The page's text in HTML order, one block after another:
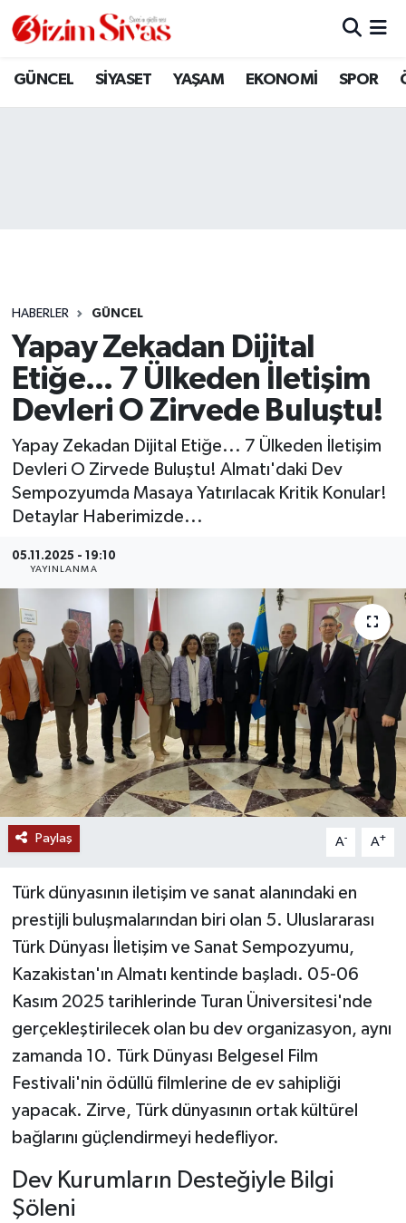
GÜNCEL SİYASET YAŞAM EKONOMİ SPOR
HABERLER GÜNCEL
Yapay Zekadan Dijital
Etiğe... 7 Ülkeden İletişim
Devleri O Zirvede Buluştu!
Yapay Zekadan Dijital Etiğe... 7 Ülkeden İletişim
Devleri O Zirvede Buluştu! Almatı'daki Dev
Sempozyumda Masaya Yatırılacak Kritik Konular!
Detaylar Haberimizde...
05.11.2025 - 19:10
YAYINLANMA
Paylaş A- A+
Türk dünyasının iletişim ve sanat alanındaki en
prestijli buluşmalarından biri olan 5. Uluslararası
Türk Dünyası İletişim ve Sanat Sempozyumu,
Kazakistan'ın Almatı kentinde başladı. 05-06
Kasım 2025 tarihlerinde Turan Üniversitesi'nde
gerçekleştirilecek olan bu dev organizasyon, aynı
zamanda 10. Türk Dünyası Belgesel Film
Festivali'nin ödüllü filmlerine de ev sahipliği
yapacak. Zirve, Türk dünyasının ortak kültürel
bağlarını güçlendirmeyi hedefliyor.
Dev Kurumların Desteğiyle Bilgi
Şöleni
ARAMIZDAN AYRILANLAR
GÜNCEL
KÜLTÜR
MAGAZİN
ÖZEL HABER
RESMİ İLANLAR
SAĞLIK
SİYASET
SOSYAL YARDIMLAR
SPONSORLU YAZI
SPOR
TEKNOLOJİ
YAŞAM
Sivas Nöbetçi Eczaneler
Son Dakika Haberleri
Haber Arşivi